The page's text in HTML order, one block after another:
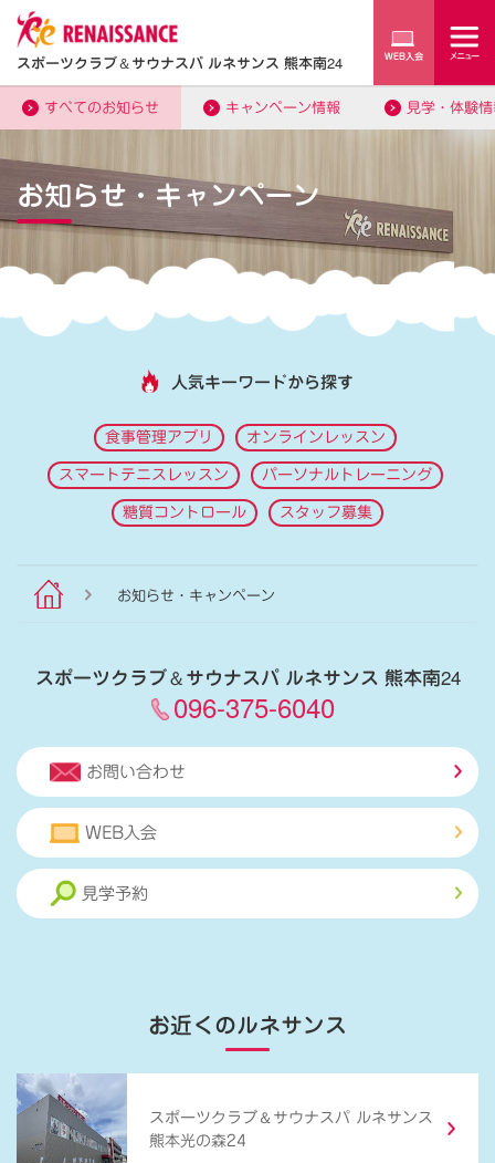
スポーツクラブ＆サウナスパ ルネサンス 熊本南24
すべてのお知らせ キャンペーン情報 見学・体験
お知らせ・キャンペーン
人気キーワードから探す
食事管理アプリ オンラインレッスン
スマートテニスレッスン パーソナルトレーニング
糖質コントロール スタッフ募集
お知らせ・キャンペーン
スポーツクラブ＆サウナスパ ルネサンス 熊本南24
096-375-6040
お問い合わせ
WEB入会
見学予約
お近くのルネサンス
スポーツクラブ ＆ サウナスパ ルネサンス
熊本光の森24